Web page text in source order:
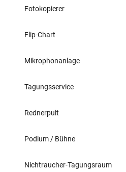
Fotokopierer
Flip-Chart
Mikrophonanlage
Tagungsservice
Rednerpult
Podium / Bühne
Nichtraucher-Tagungsraum